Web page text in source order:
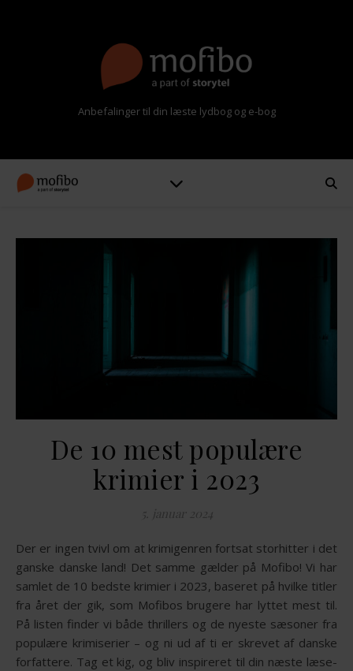
Anbefalinger til din læste lydbog og e-bog
De 10 mest populære
krimier i 2023
5. januar 2024
Der er ingen tvivl om at krimigenren fortsat storhitter i det
ganske danske land! Det samme gælder på Mofibo! Vi har
samlet de 10 bedste krimier i 2023, baseret på hvilke titler
fra året der gik, som Mofibos brugere har lyttet mest til.
På listen finder vi både thrillers og de nyeste sæsoner fra
populære krimiserier – og ni ud af ti er skrevet af danske
forfattere. Tag et kig, og bliv inspireret til din næste læse-